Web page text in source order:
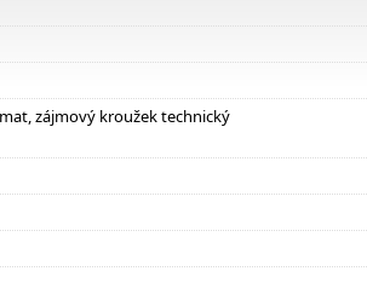
zájmový kroužek technický